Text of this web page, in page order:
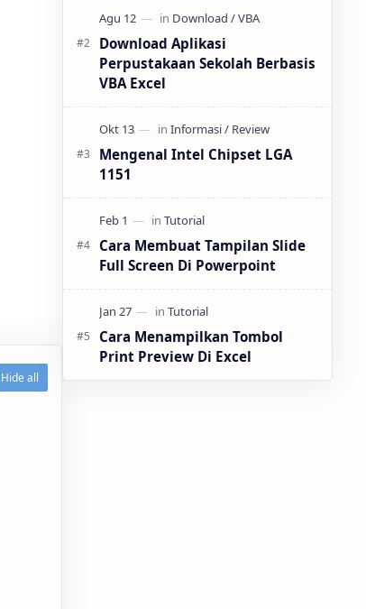
Selamat datang di Blog Sederhana
Saya ini, tak lupa juga Saya u…
Download Aplikasi
Perpustakaan Sekolah Berbasis
VBA Excel
Mengenal Intel Chipset LGA
1151
Cara Membuat Tampilan Slide
Full Screen Di Powerpoint
Cara Menampilkan Tombol
Print Preview Di Excel